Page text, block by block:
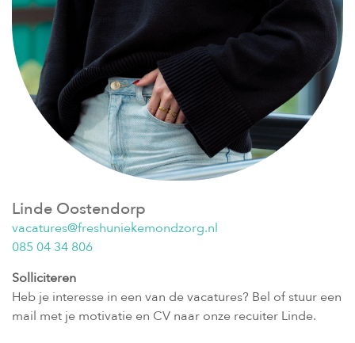
Linde Oostendorp
vacatures@freshuniekemondzorg.nl
085 04 34 806
Solliciteren
Heb je interesse in een van de vacatures? Bel of stuur een
mail met je motivatie en CV naar onze recuiter Linde.